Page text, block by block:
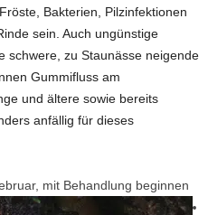
Bakterien, Pilzinfektionen
sein. Auch ungünstige
schwere, zu Staunässe neigende
Gummifluss am
und ältere sowie bereits
anfällig für dieses
mit Behandlung beginnen